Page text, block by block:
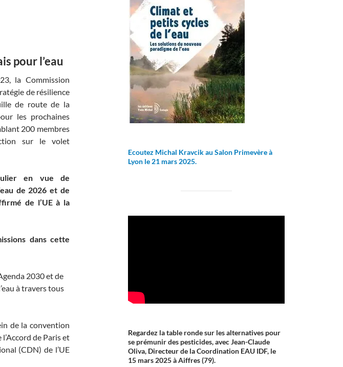
pour l’eau
la Commission
de résilience
de route de la
les prochaines
200 membres
sur le volet
en vue de
de 2026 et de
de l’UE à la
dans cette
2030 et de
à travers tous
de la convention
de Paris et
(CDN) de l’UE
Ecoutez Michal Kravcik au Salon Primevère à
Lyon le 21 mars 2025.
Regardez la table ronde sur les alternatives pour
se prémunir des pesticides, avec Jean-Claude
Oliva, Directeur de la Coordination EAU IDF, le
15 mars 2025 à Aiffres (79).